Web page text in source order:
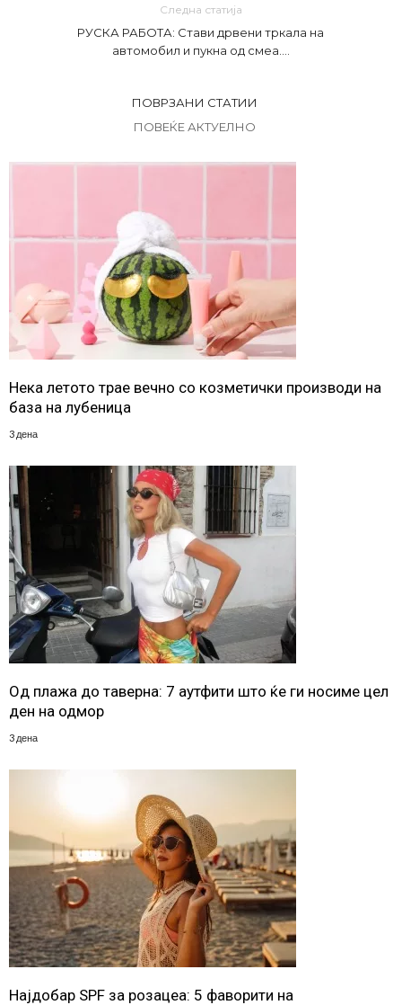
Следна статија
РУСКА РАБОТА: Стави дрвени тркала на
автомобил и пукна од смеа….
ПОВРЗАНИ СТАТИИ
ПОВЕЌЕ АКТУЕЛНО
Нека летото трае вечно со козметички производи на
база на лубеница
3 дена
Од плажа до таверна: 7 аутфити што ќе ги носиме цел
ден на одмор
3 дена
Најдобар SPF за розацеа: 5 фаворити на